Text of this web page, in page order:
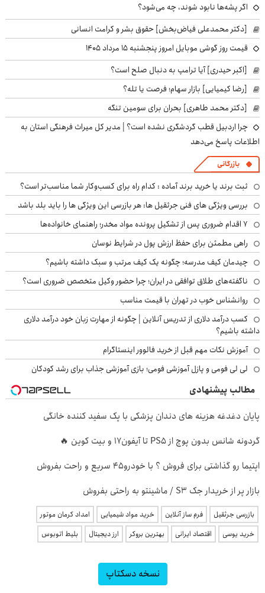
اگر پشه‌ها نابود شوند، چه می‌شود؟
[دکتر محمدعلی فیاض‌بخش] حقوق بشر و کرامت انسانی
قیمت روز گوشی موبایل امروز پنجشنبه ۱۵ مرداد ۱۴۰۵
[اکبر حیدری] آیا ترامپ به دنبال صلح است؟
[رضا کیمیایی] بازار سهام؛ فرصت یا تله؟
[دکتر محمد طاهری] بحران برای سومین تنگه
چرا اردبیل قطب گردشگری نشده است؟ | مدیر کل میراث فرهنگی استان به
اطلاعات پاسخ می‌دهد
بازرگانی
ثبت برند یا خرید برند آماده : کدام راه برای کسب‌وکار شما مناسب‌تر است؟
بررسی ویژگی های فنی جرثقیل ها: هر بازرسی این ویژگی ها را باید بلد باشد
۷ اقدام ضروری پس از تشکیل پرونده مواد مخدر؛ راهنمای خانواده‌ها
راهی مطمئن برای حفظ ارزش پول در شرایط نوسان
چیدمان کیف مدرسه؛ چگونه یک کیف مرتب و سبک داشته باشیم؟
ناگفته‌های طلاق توافقی در ایران؛ چرا حضور وکیل متخصص ضروری است؟
روانشناس خوب در تهران با قیمت مناسب
کسب درآمد دلاری از تدریس آنلاین | چگونه از مهارت زبان خود درآمد دلاری
داشته باشیم؟
آموزش نکات مهم قبل از خرید فالوور اینستاگرام
لی لی فومی و پازل آموزشی فومی؛ بازی آموزشی جذاب برای رشد کودکان
مطالب پیشنهادی
پایان دغدغه هزینه های دندان پزشکی با پک سفید کننده خانگی
گردونه شانس بدون پوچ از PS5 تا آیفون17 و بیت کوین 🔥
اپتیما رو گذاشتی برای فروش ؟ با خودرو45 سریع و راحت بفروش
بازار پر از خریدار جک S3 / ماشینتو به راحتی بفروش
بازرسی جرثقیل فرم ساز آنلاین خرید مواد شیمیایی
امداد کرمان موتور
خرید یوسی
اقتصاد ایرانی بهترین بروکر ارز دیجیتال بلیط اتوبوس
نسخه دسکتاپ